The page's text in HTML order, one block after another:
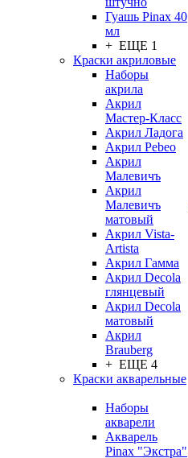
Гуашь Pinax 40
мл
+ ЕЩЕ 1
Краски акриловые
Наборы
акрила
Акрил
Мастер-Класс
Акрил Ладога
Акрил Pebeo
Акрил
Малевичъ
Акрил
Малевичъ
матовый
Акрил Vista-
Artista
Акрил Гамма
Акрил Decola
глянцевый
Акрил Decola
матовый
Акрил
Brauberg
+ ЕЩЕ 4
Краски акварельные
Наборы
акварели
Акварель
Pinax "Экстра"